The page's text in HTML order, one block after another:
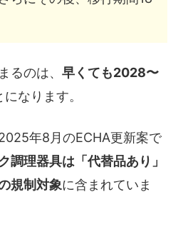
るのは、 早くても2028〜
なります。
年8月のECHA更新案で
調理器具は「代替品あり」
規制対象に含まれていま